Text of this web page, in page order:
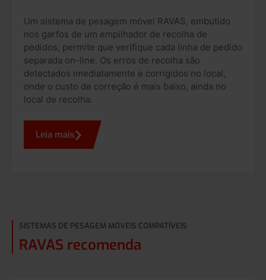
Um sistema de pesagem móvel RAVAS, embutido
nos garfos de um empilhador de recolha de
pedidos, permite que verifique cada linha de pedido
separada on-line. Os erros de recolha são
detectados imediatamente e corrigidos no local,
onde o custo de correção é mais baixo, ainda no
local de recolha.
Leia mais
SISTEMAS DE PESAGEM MÓVEIS COMPATÍVEIS
RAVAS recomenda